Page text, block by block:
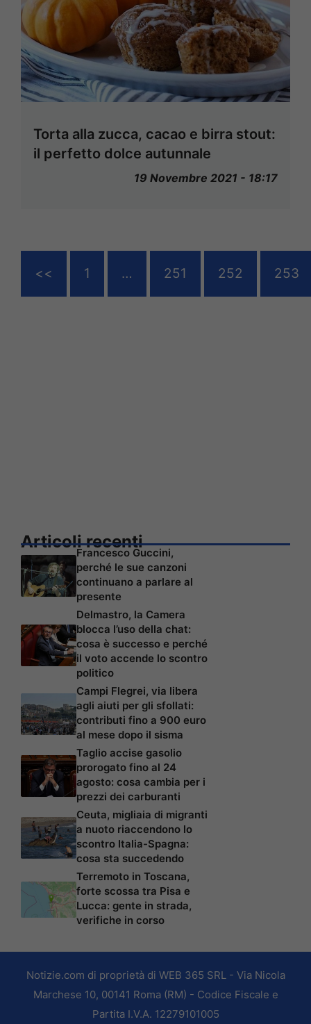
Torta alla zucca, cacao e birra stout:
il perfetto dolce autunnale
19 Novembre 2021 - 18:17
<< 1 … 251 252 253
Articoli recenti
Francesco Guccini,
perché le sue canzoni
continuano a parlare al
presente
Delmastro, la Camera
blocca l’uso della chat:
cosa è successo e perché
il voto accende lo scontro
politico
Campi Flegrei, via libera
agli aiuti per gli sfollati:
contributi fino a 900 euro
al mese dopo il sisma
Taglio accise gasolio
prorogato fino al 24
agosto: cosa cambia per i
prezzi dei carburanti
Ceuta, migliaia di migranti
a nuoto riaccendono lo
scontro Italia-Spagna:
cosa sta succedendo
Terremoto in Toscana,
forte scossa tra Pisa e
Lucca: gente in strada,
verifiche in corso
Notizie.com di proprietà di WEB 365 SRL - Via Nicola
Marchese 10, 00141 Roma (RM) - Codice Fiscale e
Partita I.V.A. 12279101005